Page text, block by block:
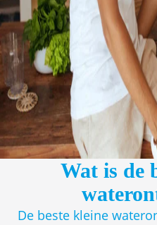
Wat is de
De beste kleine